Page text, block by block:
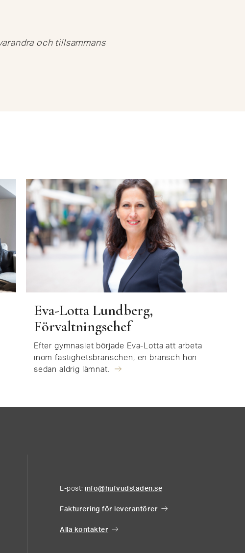
och tillsammans
Eva-Lotta Lundberg,
Förvaltningschef
Efter gymnasiet började Eva-Lotta att arbeta
inom fastighetsbranschen, en bransch hon
sedan aldrig lämnat.
E-post: info@hufvudstaden.se
Fakturering för leverantörer
Alla kontakter